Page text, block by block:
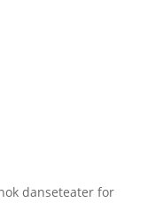
danseteater for